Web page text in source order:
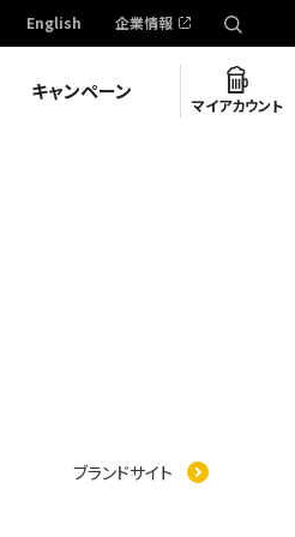
English 企業情報
キャンペーン
マイアカウント
ブランドサイト